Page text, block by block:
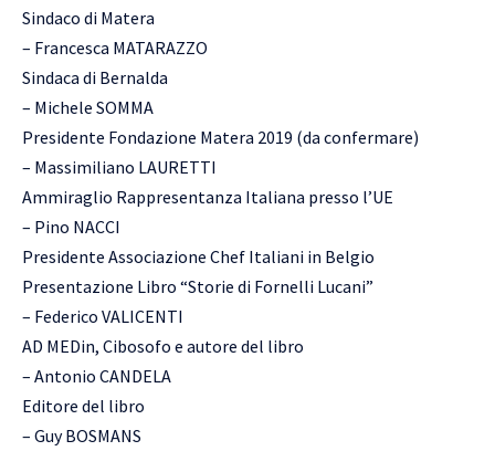
Sindaco di Matera
– Francesca MATARAZZO
Sindaca di Bernalda
– Michele SOMMA
Presidente Fondazione Matera 2019 (da confermare)
– Massimiliano LAURETTI
Ammiraglio Rappresentanza Italiana presso l’UE
– Pino NACCI
Presidente Associazione Chef Italiani in Belgio
Presentazione Libro “Storie di Fornelli Lucani”
– Federico VALICENTI
AD MEDin, Cibosofo e autore del libro
– Antonio CANDELA
Editore del libro
– Guy BOSMANS